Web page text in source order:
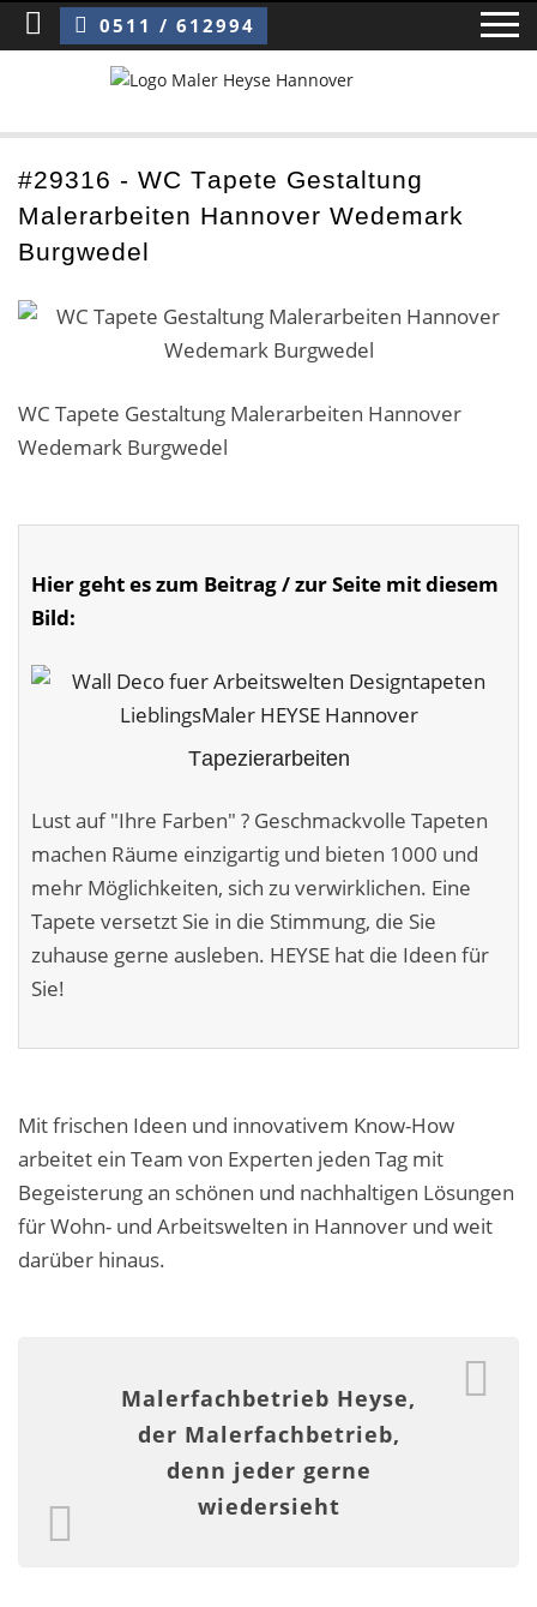
Sie sind hier:WC Tapete Gestaltung Malerarbeiten Hannover Wedemark Burgwedel
0511 / 612994
Home
Blog
Über uns
Referenzen und Kundenbewertungen
Leistungen ›
Altbausanierung
Betonoptik
Bodenbeläge & Designböden
Business Feng-Shui
Fugenlos
Kalkkind-Fachbetrieb – Sumpfkalk-Oberflächen
Wärmedämmung / WDVS
#29316 - WC Tapete Gestaltung
Malerarbeiten Hannover Wedemark
Burgwedel
WC Tapete Gestaltung Malerarbeiten Hannover
Wedemark Burgwedel
Hier geht es zum Beitrag / zur Seite mit diesem
Bild:
Tapezierarbeiten
Lust auf "Ihre Farben" ? Geschmackvolle Tapeten
machen Räume einzigartig und bieten 1000 und
mehr Möglichkeiten, sich zu verwirklichen. Eine
Tapete versetzt Sie in die Stimmung, die Sie
zuhause gerne ausleben. HEYSE hat die Ideen für
Sie!
Mit frischen Ideen und innovativem Know-How
arbeitet ein Team von Experten jeden Tag mit
Begeisterung an schönen und nachhaltigen Lösungen
für Wohn- und Arbeitswelten in Hannover und weit
darüber hinaus.
Malerfachbetrieb Heyse,
der Malerfachbetrieb,
denn jeder gerne
wiedersieht